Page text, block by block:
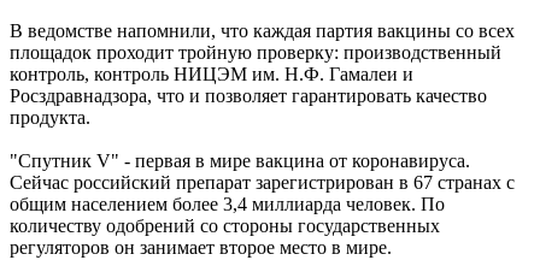
В ведомстве напомнили, что каждая партия вакцины со всех
площадок проходит тройную проверку: производственный
контроль, контроль НИЦЭМ им. Н.Ф. Гамалеи и
Росздравнадзора, что и позволяет гарантировать качество
продукта.
"Спутник V" - первая в мире вакцина от коронавируса.
Сейчас российский препарат зарегистрирован в 67 странах с
общим населением более 3,4 миллиарда человек. По
количеству одобрений со стороны государственных
регуляторов он занимает второе место в мире.